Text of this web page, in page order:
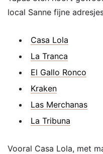
local Sanne fijne
Casa Lola
La Tranca
El Gallo Ronco
Kraken
Las Merchanas
La Tribuna
Vooral Casa Lola, met